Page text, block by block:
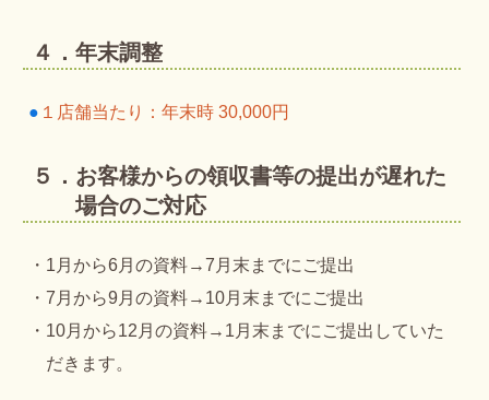
４．年末調整
● １店舗当たり：年末時 30,000円
５．お客様からの領収書等の提出が遅れた
場合のご対応
・1月から6月の資料→7月末までにご提出
・7月から9月の資料→10月末までにご提出
・10月から12月の資料→1月末までにご提出していた
だきます。